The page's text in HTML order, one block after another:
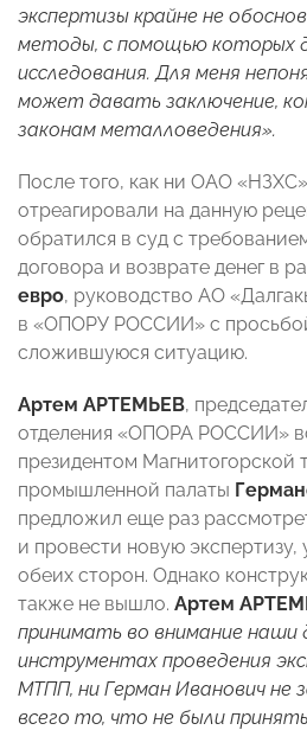
экспертизы крайне не
методы, с помощью которых
исследования. Для меня
может давать заключение,
законам металловедения».
После того, как ни ОАО
отреагировали на данную
обратился в суд с
договора и возврате денег в
евро, руководство АО
в «ОПОРУ РОССИИ» с
сложившуюся ситуацию.
Артем АРТЕМЬЕВ,
отделения «ОПОРА РОССИИ»
президентом Магнитогорской
промышленной палаты
предложил еще раз
и провести новую
обеих сторон. Однако
также не вышло. Артем
принимать во внимание
инструментах проведения
МТПП, ни Герман Иванович не
всего то, что не были